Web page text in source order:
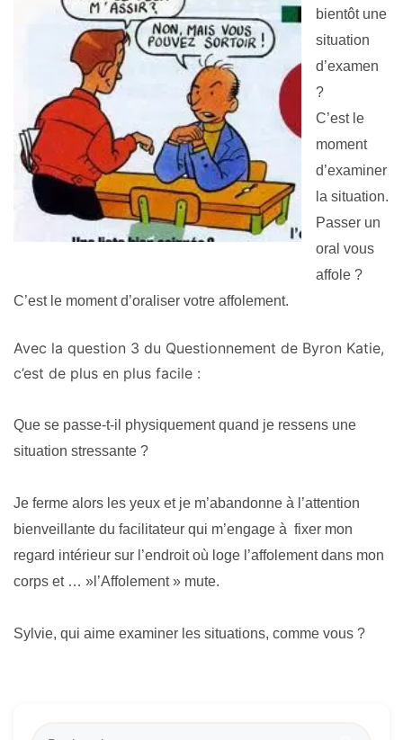
bientôt une
situation
d’examen
?
C’est le
moment
d’examiner
la situation.
Passer un
oral vous
affole ?
C’est le moment d’oraliser votre affolement.
Avec la question 3 du Questionnement de Byron Katie,
c’est de plus en plus facile :
Que se passe-t-il physiquement quand je ressens une
situation stressante ?
Je ferme alors les yeux et je m’abandonne à l’attention
bienveillante du facilitateur qui m’engage à fixer mon
regard intérieur sur l’endroit où loge l’affolement dans mon
corps et … »l’Affolement » mute.
Sylvie, qui aime examiner les situations, comme vous ?